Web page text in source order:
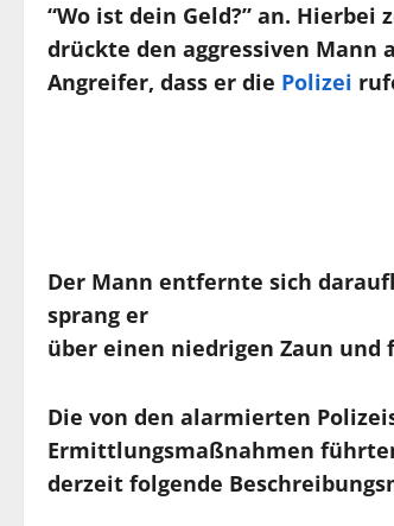
“Wo ist dein Geld?” an.
drückte den aggressiven Mann
Angreifer, dass er die Polizei
Der Mann entfernte sich
sprang er
über einen niedrigen Zaun
Die von den alarmierten
Ermittlungsmaßnahmen
derzeit folgende